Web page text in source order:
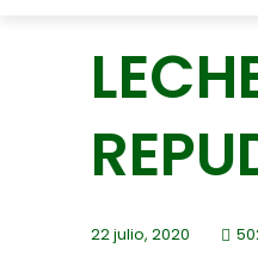
22 julio, 2020